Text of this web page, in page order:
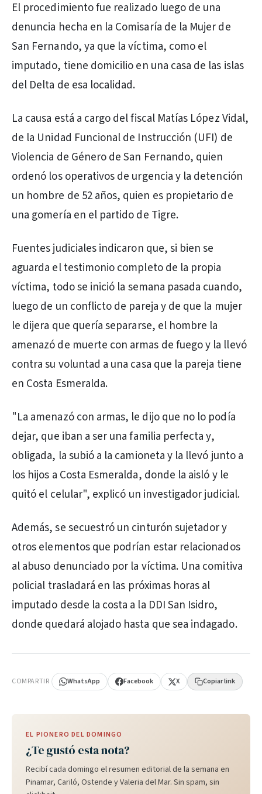
El procedimiento fue realizado luego de una
denuncia hecha en la Comisaría de la Mujer de
San Fernando, ya que la víctima, como el
imputado, tiene domicilio en una casa de las islas
del Delta de esa localidad.
La causa está a cargo del fiscal Matías López Vidal,
de la Unidad Funcional de Instrucción (UFI) de
Violencia de Género de San Fernando, quien
ordenó los operativos de urgencia y la detención
un hombre de 52 años, quien es propietario de
una gomería en el partido de Tigre.
Fuentes judiciales indicaron que, si bien se
aguarda el testimonio completo de la propia
víctima, todo se inició la semana pasada cuando,
luego de un conflicto de pareja y de que la mujer
le dijera que quería separarse, el hombre la
amenazó de muerte con armas de fuego y la llevó
contra su voluntad a una casa que la pareja tiene
en Costa Esmeralda.
"La amenazó con armas, le dijo que no lo podía
dejar, que iban a ser una familia perfecta y,
obligada, la subió a la camioneta y la llevó junto a
los hijos a Costa Esmeralda, donde la aisló y le
quitó el celular", explicó un investigador judicial.
Además, se secuestró un cinturón sujetador y
otros elementos que podrían estar relacionados
al abuso denunciado por la víctima. Una comitiva
policial trasladará en las próximas horas al
imputado desde la costa a la DDI San Isidro,
donde quedará alojado hasta que sea indagado.
COMPARTIR WhatsApp Facebook X Copiar link
EL PIONERO DEL DOMINGO
¿Te gustó esta nota?
Recibí cada domingo el resumen editorial de la semana en
Pinamar, Cariló, Ostende y Valeria del Mar. Sin spam, sin